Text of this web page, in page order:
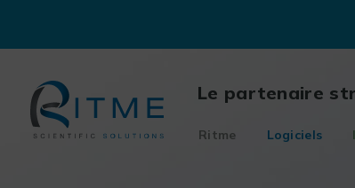
content
Le partenaire
Ritme Logiciels